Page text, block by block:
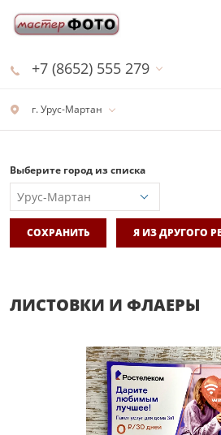
г. Урус-Мартан
+7 (8652) 555 279
Выберите город из списка
СОХРАНИТЬ Я ИЗ ДРУГОГО
ЛИСТОВКИ И ФЛАЕРЫ